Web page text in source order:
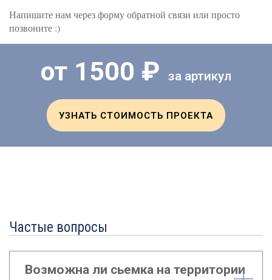
Напишите нам через форму обратной связи или просто
позвоните :)
от 1500 ₽ за артикул
УЗНАТЬ СТОИМОСТЬ ПРОЕКТА
Частые вопросы
Возможна ли сьемка на территории